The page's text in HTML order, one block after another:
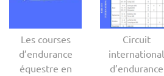
Les courses
d’endurance
équestre en
Circuit
international
d’endurance